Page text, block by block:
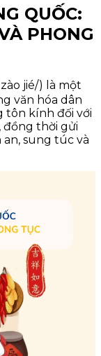
QUỐC:
PHONG
jié/) là một
văn hóa dân
tôn kính đối với
đồng thời gửi
sung túc và